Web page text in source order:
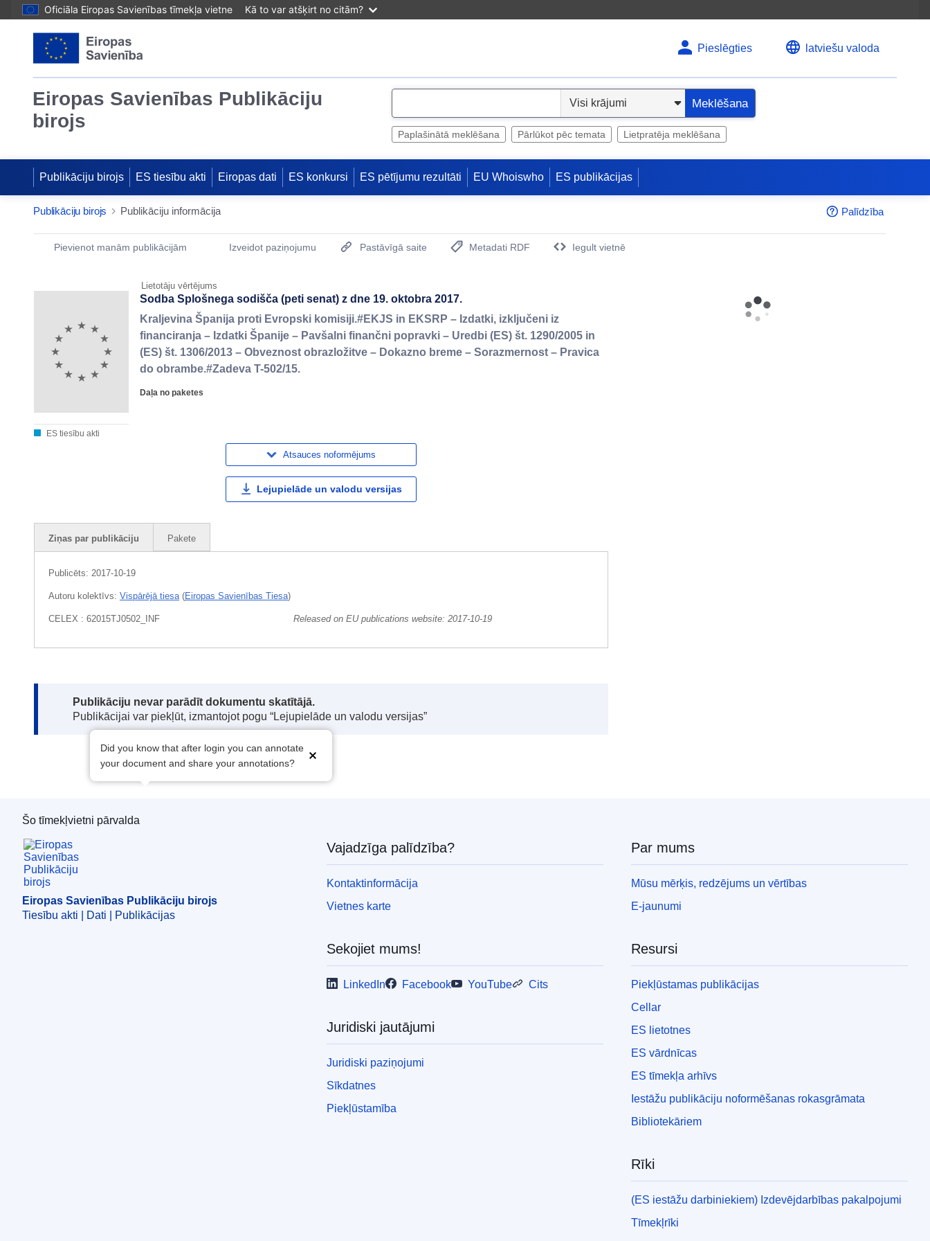
Oficiāla Eiropas Savienības tīmekļa vietne Kā to var atšķirt no citām?
Pieslēgties latviešu valoda
Eiropas Savienības Publikāciju
birojs
e
Meklēšana
Paplašinātā meklēšana Pārlūkot pēc temata Lietpratēja meklēšana
Publikāciju birojs ES tiesību akti Eiropas dati ES konkursi ES pētījumu rezultāti EU Whoiswho ES publikācijas
Publikāciju birojs Publikāciju informācija Palīdzība
Publication Detail Actions Portlet
Pievienot manām publikācijām Izveidot paziņojumu Pastāvīgā saite
Metadati RDF
Iegult vietnē
Lietotāju vērtējums
ES tiesību akti
Sodba Splošnega sodišča (peti senat) z dne 19. oktobra 2017.
Kraljevina Španija proti Evropski komisiji.#EKJS in EKSRP – Izdatki, izključeni iz
financiranja – Izdatki Španije – Pavšalni finančni popravki – Uredbi (ES) št. 1290/2005 in
(ES) št. 1306/2013 – Obveznost obrazložitve – Dokazno breme – Sorazmernost – Pravica
do obrambe.#Zadeva T-502/15.
Daļa no paketes
Atsauces noformējums
Lejupielāde un valodu versijas
Ziņas par publikāciju Pakete
Publicēts: 2017-10-19
Autoru kolektīvs: Vispārējā tiesa(Eiropas Savienības Tiesa)
CELEX : 62015TJ0502_INF Released on EU publications website: 2017-10-19
Note:
Publikāciju nevar parādīt dokumentu skatītājā.
Publikācijai var piekļūt, izmantojot pogu “Lejupielāde un valodu versijas”
Did you know that after login you can annotate
your document and share your annotations?
Eiropas Savienības Publikāciju birojs
Šo tīmekļvietni pārvalda
Eiropas Savienības Publikāciju birojs
Tiesību akti | Dati | Publikācijas
Vajadzīga palīdzība?
Kontaktinformācija
Vietnes karte
Sekojiet mums!
LinkedIn Facebook YouTube Cits
Juridiski jautājumi
Juridiski paziņojumi
Sīkdatnes
Piekļūstamība
Par mums
Mūsu mērķis, redzējums un vērtības
E-jaunumi
Resursi
Piekļūstamas publikācijas
Cellar
ES lietotnes
ES vārdnīcas
ES tīmekļa arhīvs
Iestāžu publikāciju noformēšanas rokasgrāmata
Bibliotekāriem
Rīki
(ES iestāžu darbiniekiem) Izdevējdarbības pakalpojumi
Tīmekļrīki